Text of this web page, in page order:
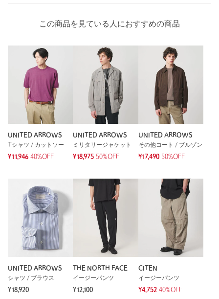
この商品を見ている人におすすめの商品
UNITED ARROWS
Tシャツ / カットソー
¥11,946 40%OFF
UNITED ARROWS
ミリタリージャケット
¥18,975 50%OFF
UNITED ARROWS
その他コート / ブルゾン
¥17,490 50%OFF
UNITED ARROWS
シャツ / ブラウス
¥18,920
THE NORTH FACE
イージーパンツ
¥12,100
CITEN
イージーパンツ
¥4,752 40%OFF